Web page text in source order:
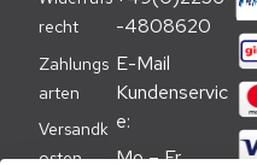
recht
Zahlungs
arten
Versandk
osten
-4808620
E-Mail
Kundenservic
e:
Mo – Fr